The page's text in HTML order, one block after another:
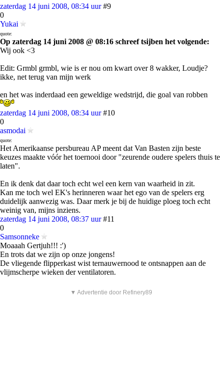
zaterdag 14 juni 2008, 08:34 uur #9
0
Yukai
quote:
Op zaterdag 14 juni 2008 @ 08:16 schreef tsijben het volgende:
Wij ook <3
Edit: Grmbl grmbl, wie is er nou om kwart over 8 wakker, Loudje?
ikke, net terug van mijn werk
en het was inderdaad een geweldige wedstrijd, die goal van robben
zaterdag 14 juni 2008, 08:34 uur #10
0
asmodai
quote:
Het Amerikaanse persbureau AP meent dat Van Basten zijn beste
keuzes maakte vóór het toernooi door "zeurende oudere spelers thuis te
laten".
En ik denk dat daar toch echt wel een kern van waarheid in zit.
Kan me toch wel EK's herinneren waar het ego van de spelers erg
duidelijk aanwezig was. Daar merk je bij de huidige ploeg toch echt
weinig van, mijns inziens.
zaterdag 14 juni 2008, 08:37 uur #11
0
Samsonneke
Moaaah Gertjuh!!! :')
En trots dat we zijn op onze jongens!
De vliegende flipperkast wist ternauwernood te ontsnappen aan de
vlijmscherpe wieken der ventilatoren.
▼ Advertentie door Refinery89